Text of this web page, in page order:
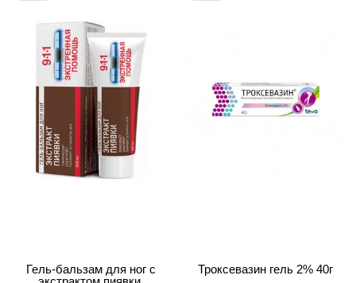
Гель-бальзам для ног с
Троксевазин гель 2% 40г